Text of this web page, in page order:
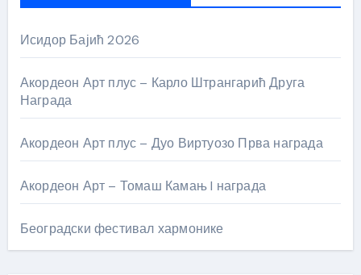
Исидор Бајић 2026
Акордеон Арт плус – Карло Штрангарић Друга
Награда
Акордеон Арт плус – Дуо Виртуозо Прва награда
Акордеон Арт – Томаш Камањ I награда
Београдски фестивал хармонике